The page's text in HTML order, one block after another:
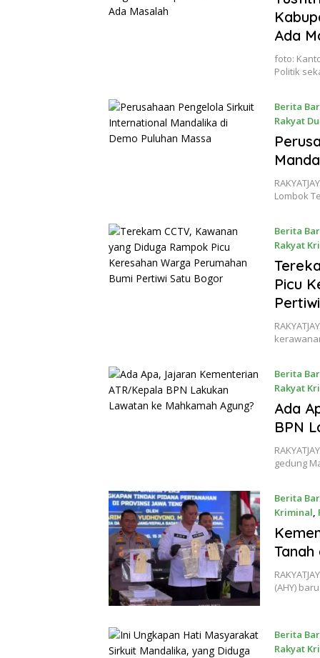
Ada
foto:
Politik
Berita
Rakyat
24 July
Lombok
Berita
Rakyat
23 July
Picu
Berita
Rakyat
22 July
Ada
BPN
gedung
Berita
Kriminal,
16 July
(AHY)
Berita
Rakyat